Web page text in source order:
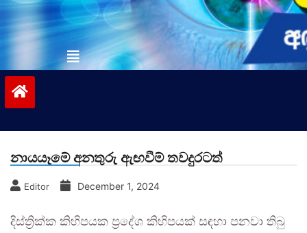
නායයෑමේ අනතුරු ඇඟවීම් තවදුරටත්
Editor December 1, 2024
දිස්ත්‍රික්ක කිහිපයක ප්‍රදේශ කිහිපයක් සඳහා පනවා තිබු